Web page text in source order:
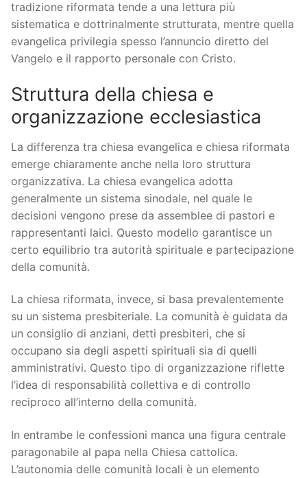
tradizione riformata tende a una lettura più
sistematica e dottrinalmente strutturata, mentre quella
evangelica privilegia spesso l’annuncio diretto del
Vangelo e il rapporto personale con Cristo.
Struttura della chiesa e
organizzazione ecclesiastica
La differenza tra chiesa evangelica e chiesa riformata
emerge chiaramente anche nella loro struttura
organizzativa. La chiesa evangelica adotta
generalmente un sistema sinodale, nel quale le
decisioni vengono prese da assemblee di pastori e
rappresentanti laici. Questo modello garantisce un
certo equilibrio tra autorità spirituale e partecipazione
della comunità.
La chiesa riformata, invece, si basa prevalentemente
su un sistema presbiteriale. La comunità è guidata da
un consiglio di anziani, detti presbiteri, che si
occupano sia degli aspetti spirituali sia di quelli
amministrativi. Questo tipo di organizzazione riflette
l’idea di responsabilità collettiva e di controllo
reciproco all’interno della comunità.
In entrambe le confessioni manca una figura centrale
paragonabile al papa nella Chiesa cattolica.
L’autonomia delle comunità locali è un elemento